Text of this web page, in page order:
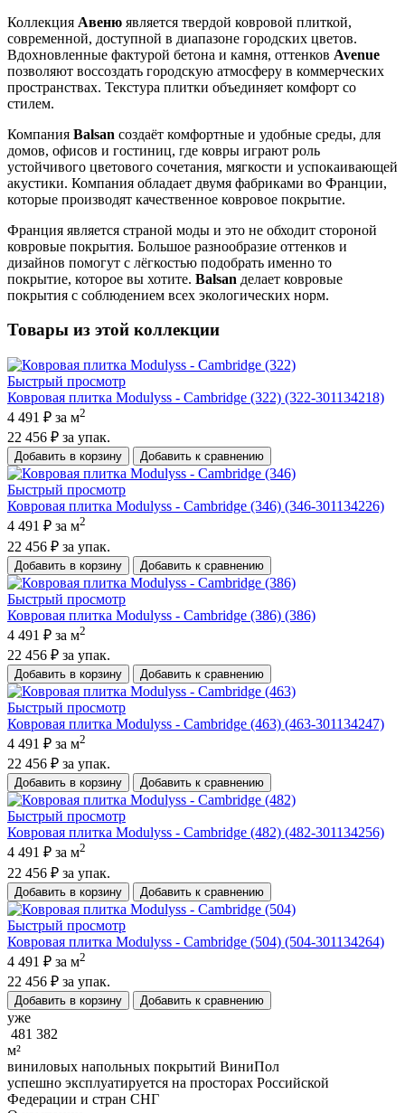
Коллекция Авеню является твердой ковровой плиткой,
современной, доступной в диапазоне городских цветов.
Вдохновленные фактурой бетона и камня, оттенков Avenue
позволяют воссоздать городскую атмосферу в коммерческих
пространствах. Текстура плитки объединяет комфорт со
стилем.
Компания Balsan создаёт комфортные и удобные среды, для
домов, офисов и гостиниц, где ковры играют роль
устойчивого цветового сочетания, мягкости и успокаивающей
акустики. Компания обладает двумя фабриками во Франции,
которые производят качественное ковровое покрытие.
Франция является страной моды и это не обходит стороной
ковровые покрытия. Большое разнообразие оттенков и
дизайнов помогут с лёгкостью подобрать именно то
покрытие, которое вы хотите. Balsan делает ковровые
покрытия с соблюдением всех экологических норм.
Товары из этой коллекции
Быстрый просмотр
Ковровая плитка Modulyss - Cambridge (322) (322-301134218)
4 491 ₽ за м2
22 456 ₽ за упак.
Добавить в корзину Добавить к сравнению
Быстрый просмотр
Ковровая плитка Modulyss - Cambridge (346) (346-301134226)
4 491 ₽ за м2
22 456 ₽ за упак.
Добавить в корзину Добавить к сравнению
Быстрый просмотр
Ковровая плитка Modulyss - Cambridge (386) (386)
4 491 ₽ за м2
22 456 ₽ за упак.
Добавить в корзину Добавить к сравнению
Быстрый просмотр
Ковровая плитка Modulyss - Cambridge (463) (463-301134247)
4 491 ₽ за м2
22 456 ₽ за упак.
Добавить в корзину Добавить к сравнению
Быстрый просмотр
Ковровая плитка Modulyss - Cambridge (482) (482-301134256)
4 491 ₽ за м2
22 456 ₽ за упак.
Добавить в корзину Добавить к сравнению
Быстрый просмотр
Ковровая плитка Modulyss - Cambridge (504) (504-301134264)
4 491 ₽ за м2
22 456 ₽ за упак.
Добавить в корзину Добавить к сравнению
уже
481 382
м²
виниловых напольных покрытий ВиниПол
успешно эксплуатируется на просторах Российской
Федерации и стран СНГ